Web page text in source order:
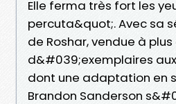
Elle ferma très fort les
percuta&quot;. Avec sa
de Roshar, vendue à
d&#039;exemplaires
dont une adaptation en
Brandon Sanderson